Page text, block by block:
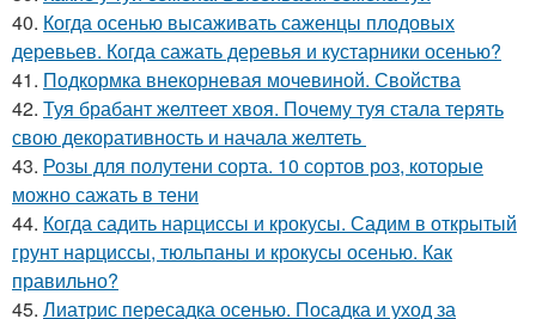
40. Когда осенью высаживать саженцы плодовых
деревьев. Когда сажать деревья и кустарники осенью?
41. Подкормка внекорневая мочевиной. Свойства
42. Туя брабант желтеет хвоя. Почему туя стала терять
свою декоративность и начала желтеть
43. Розы для полутени сорта. 10 сортов роз, которые
можно сажать в тени
44. Когда садить нарциссы и крокусы. Садим в открытый
грунт нарциссы, тюльпаны и крокусы осенью. Как
правильно?
45. Лиатрис пересадка осенью. Посадка и уход за